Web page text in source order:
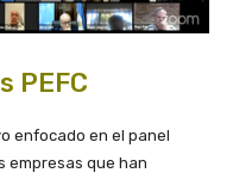
PEFC
enfocado en el panel
empresas que han